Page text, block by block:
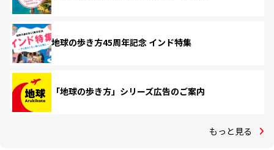
地球の歩き方45周年記念 インド特集
「地球の歩き方」シリーズ広告のご案内
もっと見る